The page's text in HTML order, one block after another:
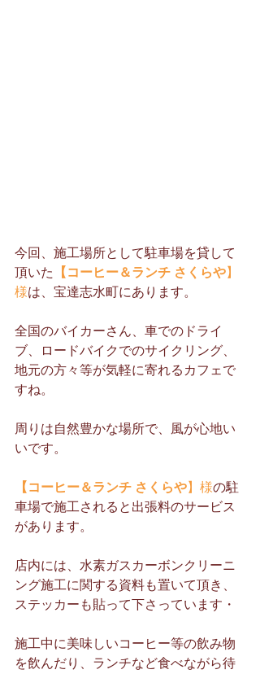
今回、施工場所として駐車場を貸して
頂いた
【コーヒー＆ランチ さくらや】
様は、宝達志水町にあります。
全国のバイカーさん、車でのドライ
ブ、ロードバイクでのサイクリング、
地元の方々等が気軽に寄れるカフェで
すね。
周りは自然豊かな場所で、風が心地い
いです。
【コーヒー＆ランチ さくらや】様の駐
車場で施工されると出張料のサービス
があります。
店内には、水素ガスカーボンクリーニ
ング施工に関する資料も置いて頂き、
ステッカーも貼って下さっています・
施工中に美味しいコーヒー等の飲み物
を飲んだり、ランチなど食べながら待